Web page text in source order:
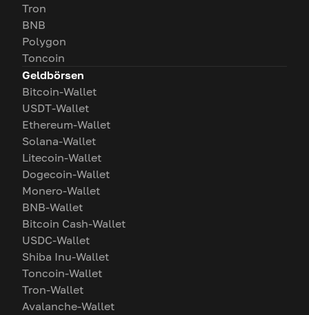
Tron
BNB
Polygon
Toncoin
Geldbörsen
Bitcoin-Wallet
USDT-Wallet
Ethereum-Wallet
Solana-Wallet
Litecoin-Wallet
Dogecoin-Wallet
Monero-Wallet
BNB-Wallet
Bitcoin Cash-Wallet
USDC-Wallet
Shiba Inu-Wallet
Toncoin-Wallet
Tron-Wallet
Avalanche-Wallet